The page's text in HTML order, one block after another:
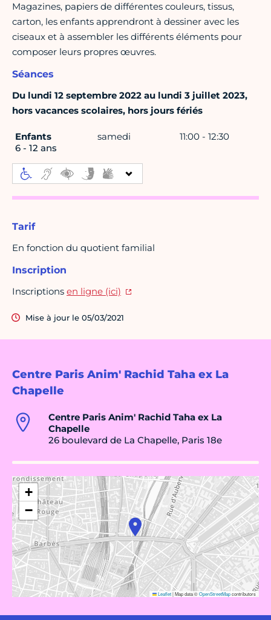
Centre Paris Anim' Rachid Taha ex La
Chapelle
Centre Paris Anim' Rachid Taha ex La
Chapelle
26 boulevard de La Chapelle, Paris 18e
+
−
Leaflet|Map data ©OpenStreetMapcontributors
Magazines, papiers de différentes couleurs, tissus,
carton, les enfants apprendront à dessiner avec les
ciseaux et à assembler les différents éléments pour
composer leurs propres œuvres.
Séances
Du lundi 12 septembre 2022 au lundi 3 juillet 2023,
hors vacances scolaires, hors jours fériés
Enfants
6 - 12 ans
samedi 11:00 - 12:30
Tarif
En fonction du quotient familial
Inscription
Inscriptions en ligne (ici)
Mise à jour le 05/03/2021